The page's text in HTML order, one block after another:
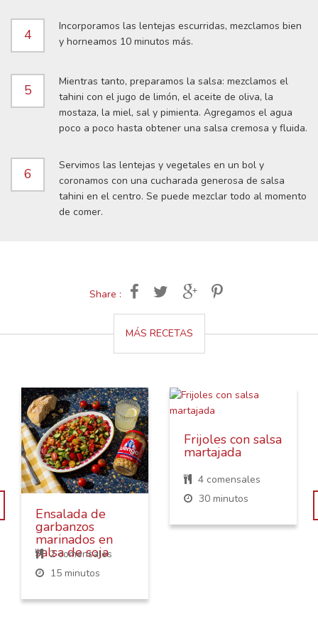
4
Incorporamos las lentejas escurridas, mezclamos bien
y horneamos 10 minutos más.
5
Mientras tanto, preparamos la salsa: mezclamos el
tahini con el jugo de limón, el aceite de oliva, la
mostaza, la miel, sal y pimienta. Agregamos el agua
poco a poco hasta obtener una salsa cremosa y fluida.
6
Servimos las lentejas y vegetales en un bol y
coronamos con una cucharada generosa de salsa
tahini en el centro. Se puede mezclar todo al momento
de comer.
Share :
MÁS RECETAS
Ensalada de
garbanzos
marinados en
salsa de soja
2 comensales
15 minutos
Frijoles con salsa
martajada
4 comensales
30 minutos